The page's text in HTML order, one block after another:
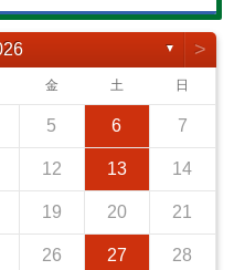
▼ >
金 土 日
5 6 7
12 13 14
19 20 21
26 27 28